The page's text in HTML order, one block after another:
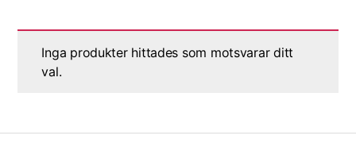
Inga produkter hittades som motsvarar ditt
val.